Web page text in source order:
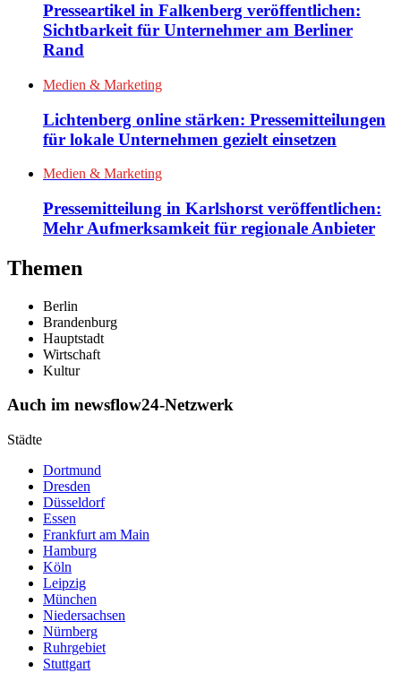
Presseartikel in Falkenberg veröffentlichen:
Sichtbarkeit für Unternehmer am Berliner
Rand
Medien & Marketing
Lichtenberg online stärken: Pressemitteilungen
für lokale Unternehmen gezielt einsetzen
Medien & Marketing
Pressemitteilung in Karlshorst veröffentlichen:
Mehr Aufmerksamkeit für regionale Anbieter
Themen
Berlin
Brandenburg
Hauptstadt
Wirtschaft
Kultur
Auch im newsflow24-Netzwerk
Städte
Dortmund
Dresden
Düsseldorf
Essen
Frankfurt am Main
Hamburg
Köln
Leipzig
München
Niedersachsen
Nürnberg
Ruhrgebiet
Stuttgart